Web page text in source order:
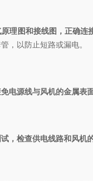
理图和接线图，正确连接
，以防止短路或漏电。
电源线与风机的金属表面接
，检查供电线路和风机的